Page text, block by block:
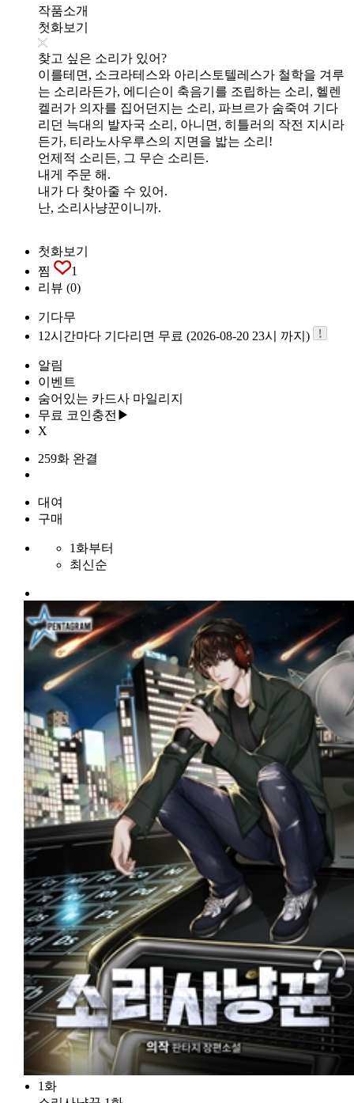
작품소개
첫화보기
찾고 싶은 소리가 있어?
이를테면, 소크라테스와 아리스토텔레스가 철학을 겨루
는 소리라든가, 에디슨이 축음기를 조립하는 소리, 헬렌
켈러가 의자를 집어던지는 소리, 파브르가 숨죽여 기다
리던 늑대의 발자국 소리, 아니면, 히틀러의 작전 지시라
든가, 티라노사우루스의 지면을 밟는 소리!
언제적 소리든, 그 무슨 소리든.
내게 주문 해.
내가 다 찾아줄 수 있어.
난, 소리사냥꾼이니까.
첫화보기
찜
1
리뷰 (0)
기다무
12시간마다 기다리면 무료 (2026-08-20 23시 까지)
알림
이벤트
숨어있는 카드사 마일리지
무료 코인충전▶
X
259화 완결
대여
구매
1화부터
최신순
1화